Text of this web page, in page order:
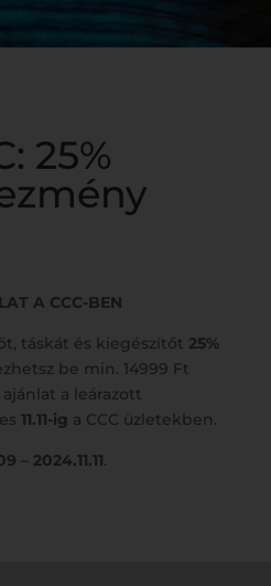
25%
A CCC-BEN
táskát és kiegészítőt 25%
be min. 14999 Ft
a leárazott
11.11-ig a CCC üzletekben.
– 2024.11.11.